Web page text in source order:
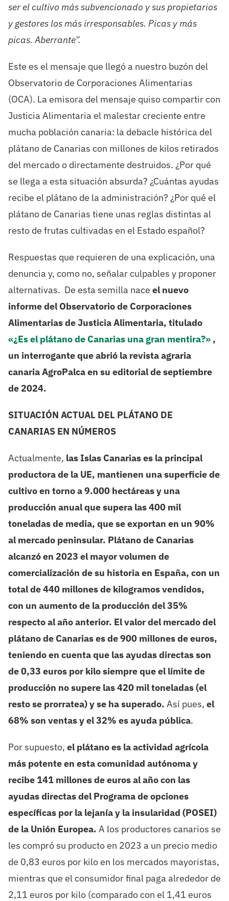
ser el cultivo más subvencionado y sus propietarios
y gestores los más irresponsables. Picas y más
picas. Aberrante”.
Este es el mensaje que llegó a nuestro buzón del
Observatorio de Corporaciones Alimentarias
(OCA). La emisora del mensaje quiso compartir con
Justicia Alimentaria el malestar creciente entre
mucha población canaria: la debacle histórica del
plátano de Canarias con millones de kilos retirados
del mercado o directamente destruidos. ¿Por qué
se llega a esta situación absurda? ¿Cuántas ayudas
recibe el plátano de la administración? ¿Por qué el
plátano de Canarias tiene unas reglas distintas al
resto de frutas cultivadas en el Estado español?
Respuestas que requieren de una explicación, una
denuncia y, como no, señalar culpables y proponer
alternativas. De esta semilla nace el nuevo
informe del Observatorio de Corporaciones
Alimentarias de Justicia Alimentaria, titulado
«¿Es el plátano de Canarias una gran mentira?» ,
un interrogante que abrió la revista agraria
canaria AgroPalca en su editorial de septiembre
de 2024.
SITUACIÓN ACTUAL DEL PLÁTANO DE
CANARIAS EN NÚMEROS
Actualmente, las Islas Canarias es la principal
productora de la UE, mantienen una superficie de
cultivo en torno a 9.000 hectáreas y una
producción anual que supera las 400 mil
toneladas de media, que se exportan en un 90%
al mercado peninsular. Plátano de Canarias
alcanzó en 2023 el mayor volumen de
comercialización de su historia en España, con un
total de 440 millones de kilogramos vendidos,
con un aumento de la producción del 35%
respecto al año anterior. El valor del mercado del
plátano de Canarias es de 900 millones de euros,
teniendo en cuenta que las ayudas directas son
de 0,33 euros por kilo siempre que el límite de
producción no supere las 420 mil toneladas (el
resto se prorratea) y se ha superado. Así pues, el
68% son ventas y el 32% es ayuda pública.
Por supuesto, el plátano es la actividad agrícola
más potente en esta comunidad autónoma y
recibe 141 millones de euros al año con las
ayudas directas del Programa de opciones
específicas por la lejanía y la insularidad (POSEI)
de la Unión Europea. A los productores canarios se
les compró su producto en 2023 a un precio medio
de 0,83 euros por kilo en los mercados mayoristas,
mientras que el consumidor final paga alrededor de
2,11 euros por kilo (comparado con el 1,41 euros